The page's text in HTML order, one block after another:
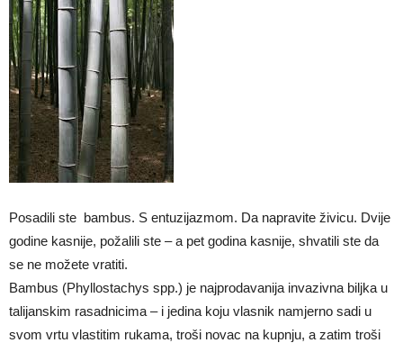
Posadili ste bambus. S entuzijazmom. Da napravite živicu. Dvije
godine kasnije, požalili ste – a pet godina kasnije, shvatili ste da
se ne možete vratiti.
Bambus (Phyllostachys spp.) je najprodavanija invazivna biljka u
talijanskim rasadnicima – i jedina koju vlasnik namjerno sadi u
svom vrtu vlastitim rukama, troši novac na kupnju, a zatim troši